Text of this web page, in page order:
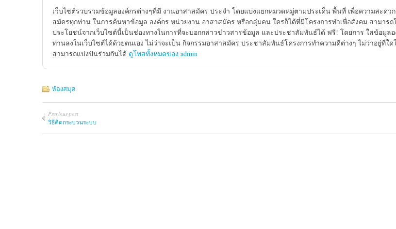
เว็บไซต์รวบรวมข้อมูลองค์กรต่างๆที่มี งานอาสาสมัคร ประจำ โดยแบ่งแยกหมวดหมู่ตามประเด็น พื้นที่ เพื่อความสะดว
สมัครทุกท่าน ในการค้นหาข้อมูล องค์กร หน่วยงาน อาสาสมัคร หรือกลุ่มคน ใครก็ได้ที่มีโครงการทำเพื่อสังคม สามารถ
ประโยชน์จากเว็บไซต์นี้เป็นช่องทางในการที่จะบอกกล่าวข่าวสารข้อมูล และประชาสัมพันธ์ได้ ฟรี! โดยการ ใส่ข้อมูลอ
ท่านลงในเว็บไซต์ได้ด้วยตนเอง ไม่ว่าจะเป็น กิจกรรมอาสาสมัคร ประชาสัมพันธ์โครงการทำความดีต่างๆ ไม่ว่าอยู่ที่ใด
สามารถแบ่งปันร่วมกันได้ ดูโพสทั้งหมดของ admin
ห้องสมุด
Previous post
วิธีคิดกระบวนระบบ